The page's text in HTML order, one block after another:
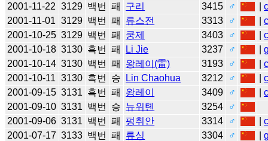
2001-11-22 3129 백번 패 구리 3415 ♂ |
2001-11-01 3129 백번 패 류스전 3313 ♂ |
2001-10-25 3129 백번 패 쿵제 3403 ♂ |
2001-10-18 3130 흑번 패 Li Jie 3237 ♂ |
2001-10-14 3130 백번 패 왕레이(雷) 3193 ♂ |
2001-10-11 3130 흑번 승 Lin Chaohua 3212 ♂ |
2001-09-15 3131 흑번 패 왕레이 3409 ♂ |
2001-09-10 3131 백번 승 뉴위톈 3254
♂
2001-09-06 3131 백번 패 펑취안 3314 ♂ |
2001-07-17 3133 백번 패 류싱 3304 ♂ |